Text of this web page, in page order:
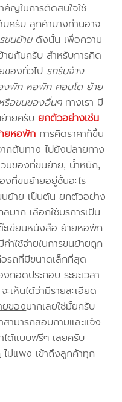
คัญในการตัดสินใจใช้
บครับ ลูกค้าบางท่านอาจ
ขนย้ายดังนั้น เพื่อความ
ายกันครับ สำหรับการคิด
ของทั่วไป รถรับจ้าง
งพัก หอพัก คอนโด ย้าย
รือขนของอื่นๆทางเรา มี
ย้ายครับยกตัวอย่างเช่น
ยหอพัก การคิดราคาก็ขึ้น
ากต้นทาง ไปยังปลายทาง
นของที่ขนย้าย, น้ำหนัก,
ที่ขนย้ายอยู่ชั้นอะไร
นย้าย เป็นต้น ยกตัวอย่าง
มาก เลือกใช้บริการเป็น
ะเขียนหนังสือ ย้ายหอพัก
ใช้จ่ายในการขนย้ายถูก
อรถที่มีขนาดเล็กที่สุด
ถอดประกอบ ระยะเวลา
เห็นได้ว่ามีรายละเอียด
ยของมากเลยใช่มั้ยครับ
ามารถสอบถามและแจ้ง
ได้แบบฟรีๆ เลยครับ
ไม่แพง เข้าถึงลูกค้าทุก